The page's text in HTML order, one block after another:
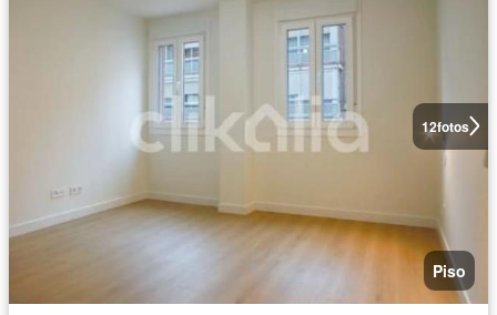
12fotos
Piso